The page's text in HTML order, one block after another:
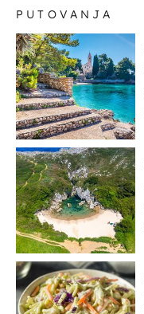
PUTOVANJA